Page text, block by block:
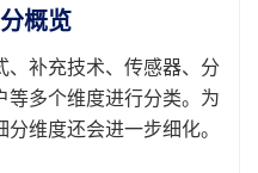
概览
、补充技术、传感器、分
等多个维度进行分类。为
维度还会进一步细化。